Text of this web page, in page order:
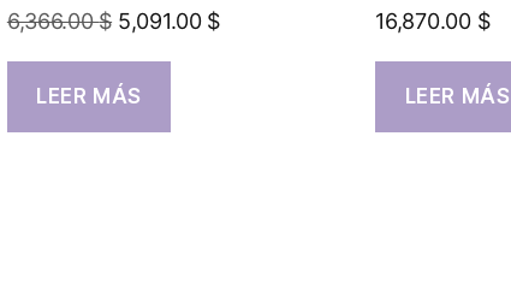
6,366.00$ 5,091.00 $
LEER MÁS
16,870.00 $
LEER MÁS